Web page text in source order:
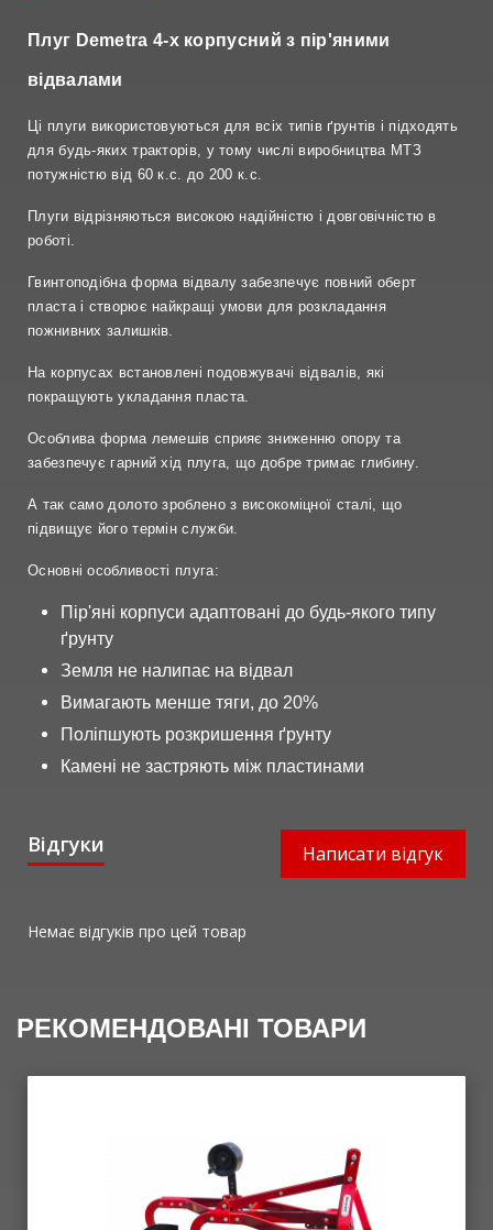
Плуг Demetra 4-х корпусний з пір'яними
відвалами
Ці плуги використовуються для всіх типів ґрунтів і підходять
для будь-яких тракторів, у тому числі виробництва МТЗ
потужністю від 60 к.с. до 200 к.с.
Плуги відрізняються високою надійністю і довговічністю в
роботі.
Гвинтоподібна форма відвалу забезпечує повний оберт
пласта і створює найкращі умови для розкладання
пожнивних залишків.
На корпусах встановлені подовжувачі відвалів, які
покращують укладання пласта.
Особлива форма лемешів сприяє зниженню опору та
забезпечує гарний хід плуга, що добре тримає глибину.
А так само долото зроблено з високоміцної сталі, що
підвищує його термін служби.
Основні особливості плуга:
Пір'яні корпуси адаптовані до будь-якого типу
ґрунту
Земля не налипає на відвал
Вимагають менше тяги, до 20%
Поліпшують розкришення ґрунту
Камені не застряють між пластинами
Відгуки Написати відгук
Немає відгуків про цей товар
РЕКОМЕНДОВАНІ ТОВАРИ